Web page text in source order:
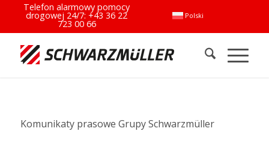
Polski
Telefon alarmowy pomocy
drogowej 24/7:+43 36 22
723 00 66
Komunikaty prasowe Grupy Schwarzmüller